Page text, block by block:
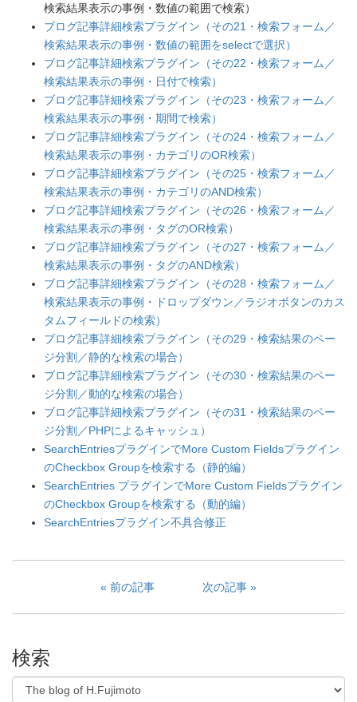
検索結果表示の事例・数値の範囲で検索）
ブログ記事詳細検索プラグイン（その21・検索フォーム／
検索結果表示の事例・数値の範囲をselectで選択）
ブログ記事詳細検索プラグイン（その22・検索フォーム／
検索結果表示の事例・日付で検索）
ブログ記事詳細検索プラグイン（その23・検索フォーム／
検索結果表示の事例・期間で検索）
ブログ記事詳細検索プラグイン（その24・検索フォーム／
検索結果表示の事例・カテゴリのOR検索）
ブログ記事詳細検索プラグイン（その25・検索フォーム／
検索結果表示の事例・カテゴリのAND検索）
ブログ記事詳細検索プラグイン（その26・検索フォーム／
検索結果表示の事例・タグのOR検索）
ブログ記事詳細検索プラグイン（その27・検索フォーム／
検索結果表示の事例・タグのAND検索）
ブログ記事詳細検索プラグイン（その28・検索フォーム／
検索結果表示の事例・ドロップダウン／ラジオボタンのカス
タムフィールドの検索）
ブログ記事詳細検索プラグイン（その29・検索結果のペー
ジ分割／静的な検索の場合）
ブログ記事詳細検索プラグイン（その30・検索結果のペー
ジ分割／動的な検索の場合）
ブログ記事詳細検索プラグイン（その31・検索結果のペー
ジ分割／PHPによるキャッシュ）
SearchEntriesプラグインでMore Custom Fieldsプラグイン
のCheckbox Groupを検索する（静的編）
SearchEntries プラグインでMore Custom Fieldsプラグイン
のCheckbox Groupを検索する（動的編）
SearchEntriesプラグイン不具合修正
前の記事 次の記事
検索